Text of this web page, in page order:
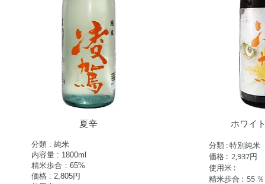
夏辛
分類 : 純米
内容量 : 1800ml
​精米歩合：65%
価格 : 2,805円
ホワイ
分類 : 特別純米
価格 : 2,937円
使用米 :
精米歩合 : 55 ％